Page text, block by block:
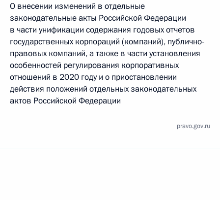
О внесении изменений в отдельные
законодательные акты Российской Федерации
в части унификации содержания годовых отчетов
государственных корпораций (компаний), публично-
правовых компаний, а также в части установления
особенностей регулирования корпоративных
отношений в 2020 году и о приостановлении
действия положений отдельных законодательных
актов Российской Федерации
pravo.gov.ru